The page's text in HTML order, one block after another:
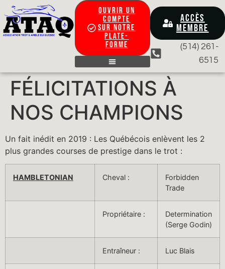
OUVRIR UN
COMPTE
SUR NOTRE
PLATE-
FORME
ACCÈS
MEMBRE
(514) 261-
6515
FÉLICITATIONS À
NOS CHAMPIONS
Un fait inédit en 2019 : Les Québécois enlèvent les 2
plus grandes courses de prestige dans le trot :
HAMBLETONIAN Cheval :
Forbidden
Trade
Propriétaire :
Determination
(Serge Godin)
Entraîneur : Luc Blais